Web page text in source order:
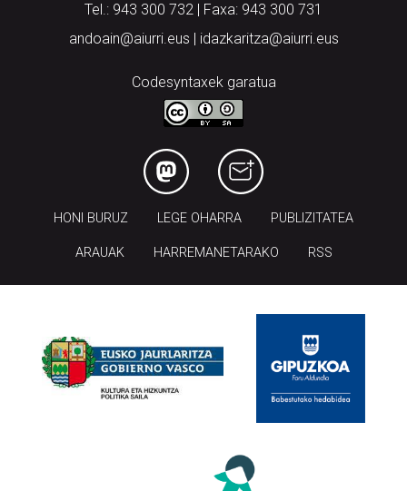
Tel.: 943 300 732 | Faxa: 943 300 731
andoain@aiurri.eus | idazkaritza@aiurri.eus
Codesyntaxek garatua
HONI BURUZ LEGE OHARRA PUBLIZITATEA
ARAUAK HARREMANETARAKO RSS